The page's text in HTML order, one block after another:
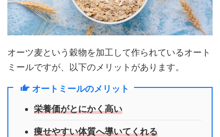
オーツ麦という穀物を加工して作られているオート
ミールですが、以下のメリットがあります。
オートミールのメリット
栄養価がとにかく高い
痩せやすい体質へ導いてくれる